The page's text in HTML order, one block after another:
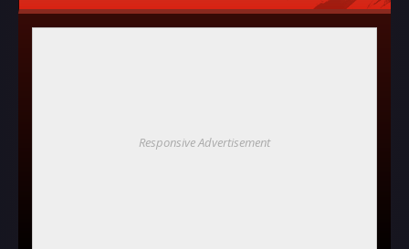
Responsive Advertisement